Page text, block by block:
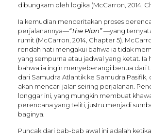
dibungkam oleh logika (McCarron, 2014,
Ia kemudian menceritakan proses
perjalanannya—“The Plan”—yang
rumit (McCarron, 2014, Chapter 5).
rendah hati mengakui bahwa ia tidak
yang sempurna atau jadwal yang ketat. Ia
bahwa ia ingin menyeberangi benua dari
dari Samudra Atlantik ke Samudra Pasifik,
akan mencari jalan seiring perjalanan.
longgar ini, yang mungkin membuat
perencana yang teliti, justru menjadi
baginya.
Puncak dari bab-bab awal ini adalah